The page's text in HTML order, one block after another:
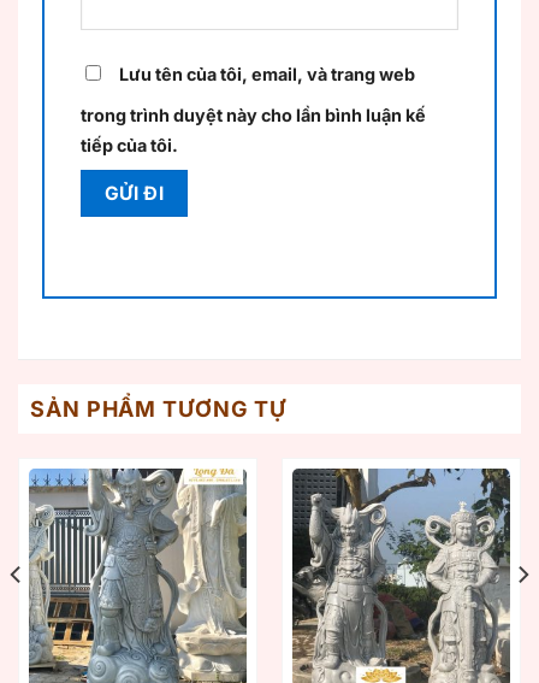
Lưu tên của tôi, email, và trang web
trong trình duyệt này cho lần bình luận kế
tiếp của tôi.
SẢN PHẨM TƯƠNG TỰ